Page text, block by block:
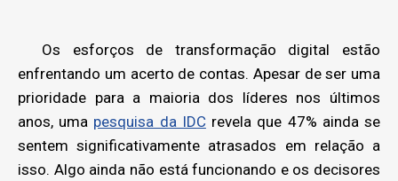
Os esforços de transformação digital estão
enfrentando um acerto de contas. Apesar de ser uma
prioridade para a maioria dos líderes nos últimos
anos, uma pesquisa da IDCrevela que 47% ainda se
sentem significativamente atrasados em relação a
isso. Algo ainda não está funcionando e os decisores